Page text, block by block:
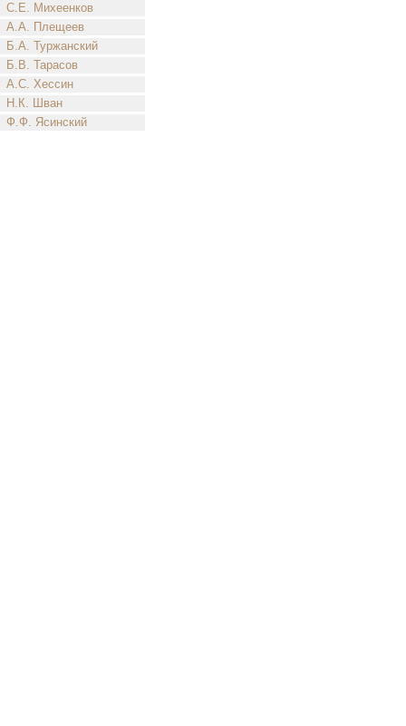
С.Е. Михеенков
А.А. Плещеев
Б.А. Туржанский
Б.В. Тарасов
А.С. Хессин
Н.К. Шван
Ф.Ф. Ясинский